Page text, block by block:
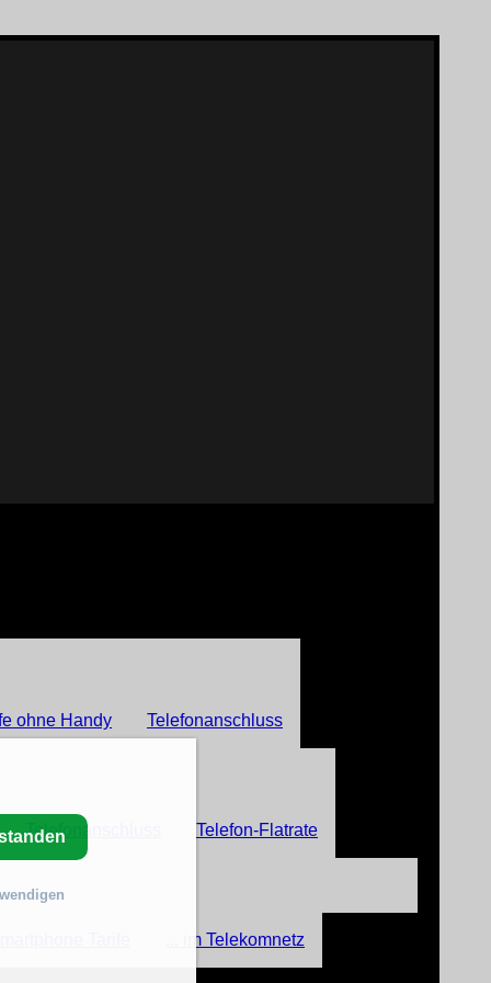
ohne Handy Telefonanschluss
Telefonanschluss Telefon-Flatrate
... im Telekomnetz